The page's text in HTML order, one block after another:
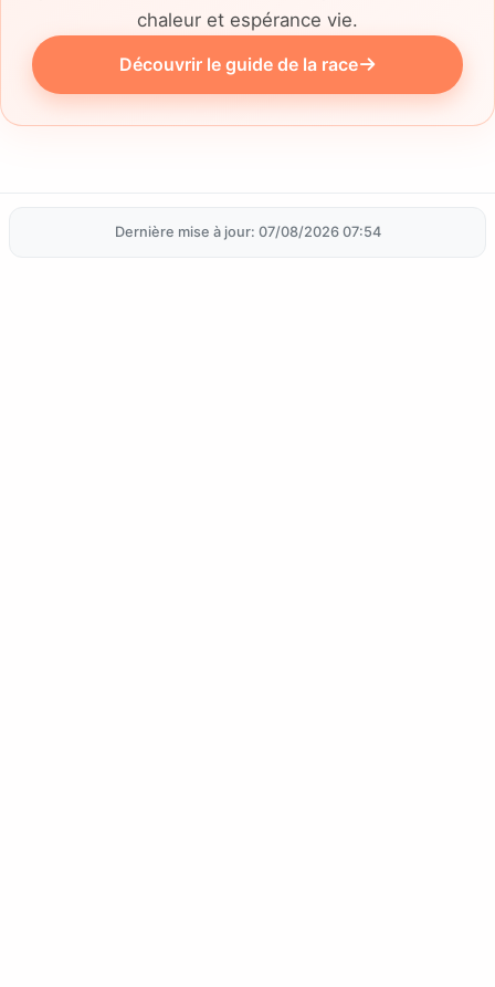
chaleur et espérance vie.
Découvrir le guide de la race
Dernière mise à jour: 07/08/2026 07:54